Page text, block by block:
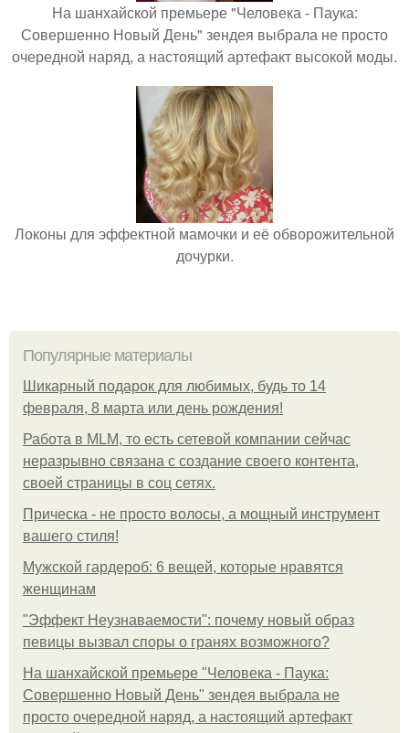
На шанхайской премьере "Человека - Паука:
Совершенно Новый День" зендея выбрала не просто
очередной наряд, а настоящий артефакт высокой моды.
Локоны для эффектной мамочки и её обворожительной
дочурки.
Популярные материалы
Шикарный подарок для любимых, будь то 14
февраля, 8 марта или день рождения!
Работа в MLM, то есть сетевой компании сейчас
неразрывно связана с создание своего контента,
своей страницы в соц сетях.
Прическа - не просто волосы, а мощный инструмент
вашего стиля!
Мужской гардероб: 6 вещей, которые нравятся
женщинам
"Эффект Неузнаваемости": почему новый образ
певицы вызвал споры о гранях возможного?
На шанхайской премьере "Человека - Паука:
Совершенно Новый День" зендея выбрала не
просто очередной наряд, а настоящий артефакт